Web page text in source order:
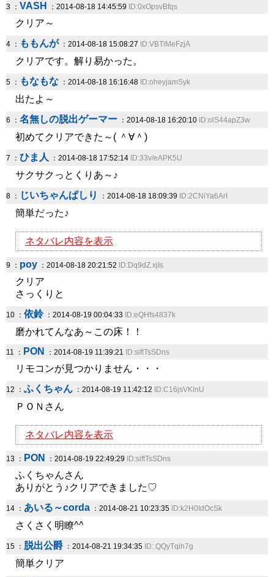
3 ： VASH ：2014-08-18 14:45:59 ID:0xOpsvBfqs
クリア～
4 ： ももんが：2014-08-18 15:08:27 ID:VBTiMeFzjA
クリアです。解り易かった。
5 ： もなもな ：2014-08-18 16:16:48 ID:oheyjamSyk
出たよ～
6 ： 名無しの脱出ゲーマー ：2014-08-18 16:20:10 ID:olS44apZ3w
初めてクリアできた～( ＾∀＾)
7 ： ひま人 ：2014-08-18 17:52:14 ID:33v/eAPK5U
サクサクっとくりあ～♪
8 ： じいちゃんぱしり ：2014-08-18 18:09:39 ID:2CNiYa6ArI
簡単だった♪
ネタバレ内容を表示
9 ： poy ：2014-08-18 20:21:52 ID:Dq9dZ.xjIs
クリア
さっくりと
10 ： 依鈴：2014-08-19 00:04:33 ID:eQHfs4837k
磨かれてんなあ～この床！！
11 ： PON ：2014-08-19 11:39:21 ID:siftTsSDns
リモコンが見つかりません・・・
12 ： ふくちゃん ：2014-08-19 11:42:12 ID:C16jsVKlnU
ＰＯＮさん
ネタバレ内容を表示
13 ： PON ：2014-08-19 22:49:29 ID:siftTsSDns
ふくちゃんさん
ありがとう♪クリアできました♡
14 ： あいる～corda ：2014-08-21 10:23:35 ID:k2H0IdOcSk
さくさく明瞭^^
15 ： 脱出公爵 ：2014-08-21 19:34:35 ID:.QQyTqih7g
簡単クリア